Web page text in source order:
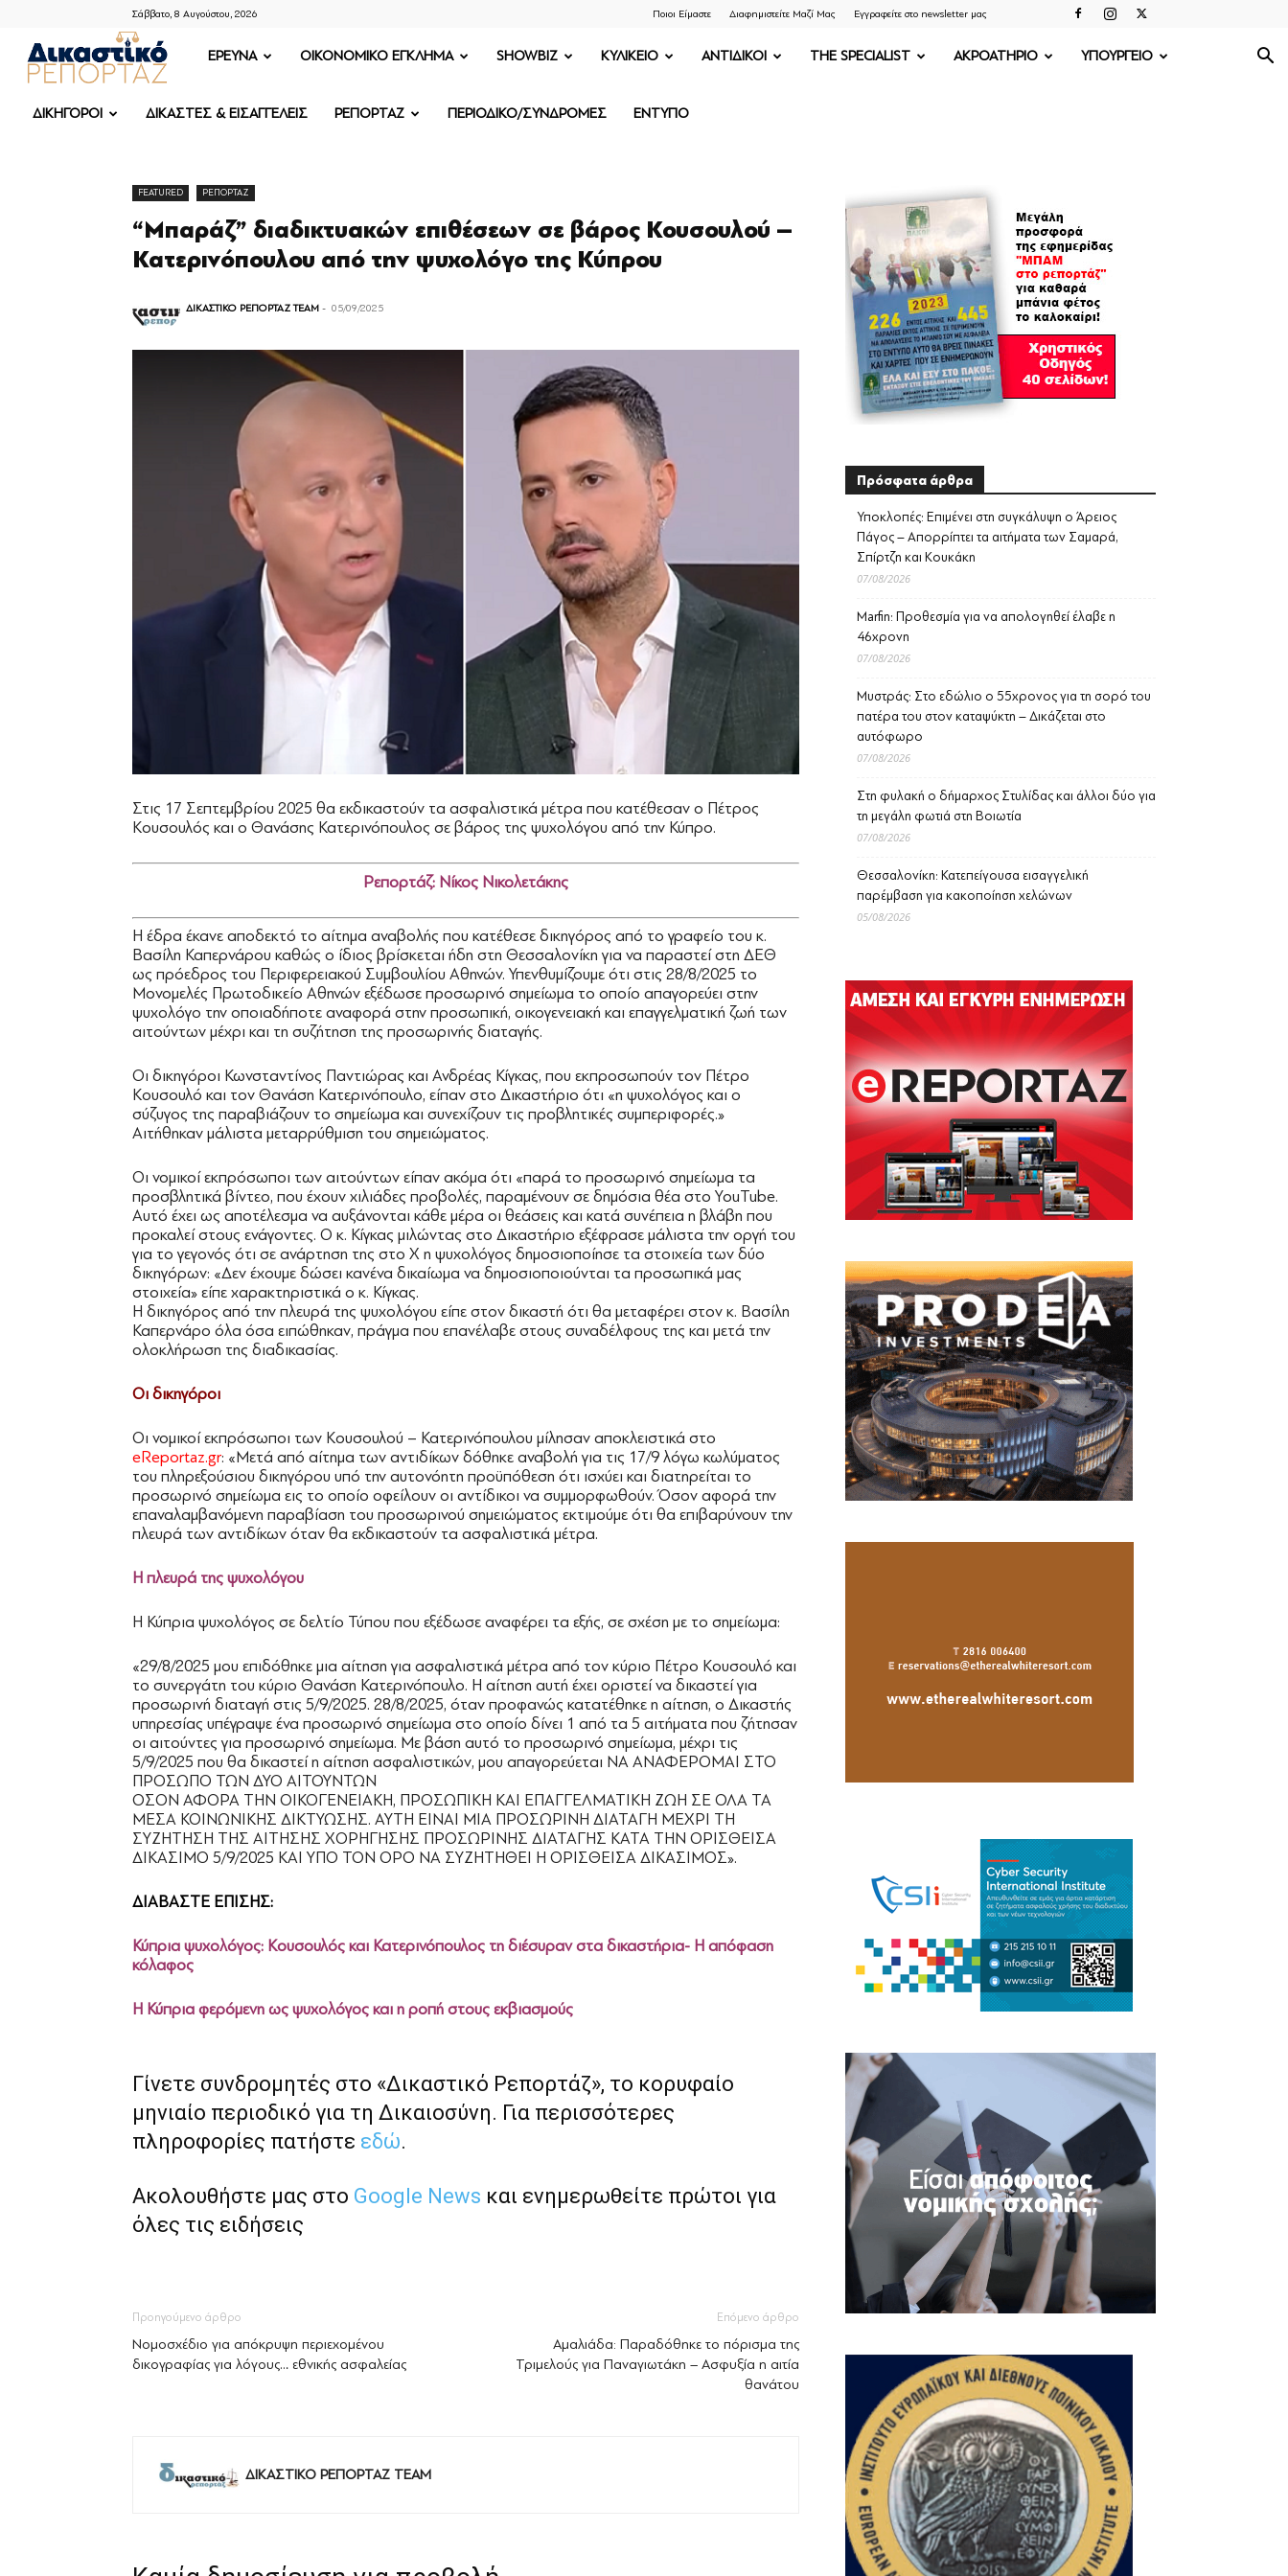
Σάββατο, 8 Αυγούστου, 2026 Ποιοι Είμαστε Διαφημιστείτε Μαζί Μας Εγγραφείτε στο newsletter μας
ΔΙΚΑΣΤΙΚΟ
ΡΕΠΟΡΤΑΖ
ΕΡΕΥΝΑ OIKONOMIKO ΕΓΚΛΗΜΑ SHOWBIZ ΚΥΛΙΚΕΙΟ ΑΝΤΙΔΙΚΟΙ THE SPECIALIST ΑΚΡΟΑΤΗΡΙΟ ΥΠΟΥΡΓΕΙΟ
ΔΙΚΗΓΟΡΟΙ ΔΙΚΑΣΤΕΣ & ΕΙΣΑΓΓΕΛΕΙΣ ΡΕΠΟΡΤΑΖ ΠΕΡΙΟΔΙΚΟ/ΣΥΝΔΡΟΜΕΣ ΕΝΤΥΠΟ
FEATURED ΡΕΠΟΡΤΑΖ
“Μπαράζ” διαδικτυακών επιθέσεων σε βάρος Κουσουλού –
Κατερινόπουλου από την ψυχολόγο της Κύπρου
ΔΙΚΑΣΤΙΚΟ ΡΕΠΟΡΤΑΖ TEAM - 05/09/2025
Στις 17 Σεπτεμβρίου 2025 θα εκδικαστούν τα ασφαλιστικά μέτρα που κατέθεσαν ο Πέτρος
Κουσουλός και ο Θανάσης Κατερινόπουλος σε βάρος της ψυχολόγου από την Κύπρο.
Ρεπορτάζ: Νίκος Νικολετάκης
Η έδρα έκανε αποδεκτό το αίτημα αναβολής που κατέθεσε δικηγόρος από το γραφείο του κ.
Βασίλη Καπερνάρου καθώς ο ίδιος βρίσκεται ήδη στη Θεσσαλονίκη για να παραστεί στη ΔΕΘ
ως πρόεδρος του Περιφερειακού Συμβουλίου Αθηνών. Υπενθυμίζουμε ότι στις 28/8/2025 το
Μονομελές Πρωτοδικείο Αθηνών εξέδωσε προσωρινό σημείωμα το οποίο απαγορεύει στην
ψυχολόγο την οποιαδήποτε αναφορά στην προσωπική, οικογενειακή και επαγγελματική ζωή των
αιτούντων μέχρι και τη συζήτηση της προσωρινής διαταγής.
Οι δικηγόροι Κωνσταντίνος Παντιώρας και Ανδρέας Κίγκας, που εκπροσωπούν τον Πέτρο
Κουσουλό και τον Θανάση Κατερινόπουλο, είπαν στο Δικαστήριο ότι «η ψυχολόγος και ο
σύζυγος της παραβιάζουν το σημείωμα και συνεχίζουν τις προβλητικές συμπεριφορές.»
Αιτήθηκαν μάλιστα μεταρρύθμιση του σημειώματος.
Οι νομικοί εκπρόσωποι των αιτούντων είπαν ακόμα ότι «παρά το προσωρινό σημείωμα τα
προσβλητικά βίντεο, που έχουν χιλιάδες προβολές, παραμένουν σε δημόσια θέα στο YouTube.
Αυτό έχει ως αποτέλεσμα να αυξάνονται κάθε μέρα οι θεάσεις και κατά συνέπεια η βλάβη που
προκαλεί στους ενάγοντες. Ο κ. Κίγκας μιλώντας στο Δικαστήριο εξέφρασε μάλιστα την οργή του
για το γεγονός ότι σε ανάρτηση της στο X η ψυχολόγος δημοσιοποίησε τα στοιχεία των δύο
δικηγόρων: «Δεν έχουμε δώσει κανένα δικαίωμα να δημοσιοποιούνται τα προσωπικά μας
στοιχεία» είπε χαρακτηριστικά ο κ. Κίγκας.
Η δικηγόρος από την πλευρά της ψυχολόγου είπε στον δικαστή ότι θα μεταφέρει στον κ. Βασίλη
Καπερνάρο όλα όσα ειπώθηκαν, πράγμα που επανέλαβε στους συναδέλφους της και μετά την
ολοκλήρωση της διαδικασίας.
Οι δικηγόροι
Οι νομικοί εκπρόσωποι των Κουσουλού – Κατερινόπουλου μίλησαν αποκλειστικά στο
eReportaz.gr: «Μετά από αίτημα των αντιδίκων δόθηκε αναβολή για τις 17/9 λόγω κωλύματος
του πληρεξούσιου δικηγόρου υπό την αυτονόητη προϋπόθεση ότι ισχύει και διατηρείται το
προσωρινό σημείωμα εις το οποίο οφείλουν οι αντίδικοι να συμμορφωθούν. Όσον αφορά την
επαναλαμβανόμενη παραβίαση του προσωρινού σημειώματος εκτιμούμε ότι θα επιβαρύνουν την
πλευρά των αντιδίκων όταν θα εκδικαστούν τα ασφαλιστικά μέτρα.
Η πλευρά της ψυχολόγου
Η Κύπρια ψυχολόγος σε δελτίο Τύπου που εξέδωσε αναφέρει τα εξής, σε σχέση με το σημείωμα:
«29/8/2025 μου επιδόθηκε μια αίτηση για ασφαλιστικά μέτρα από τον κύριο Πέτρο Κουσουλό και
το συνεργάτη του κύριο Θανάση Κατερινόπουλο. Η αίτηση αυτή έχει οριστεί να δικαστεί για
προσωρινή διαταγή στις 5/9/2025. 28/8/2025, όταν προφανώς κατατέθηκε η αίτηση, ο Δικαστής
υπηρεσίας υπέγραψε ένα προσωρινό σημείωμα στο οποίο δίνει 1 από τα 5 αιτήματα που ζήτησαν
οι αιτούντες για προσωρινό σημείωμα. Με βάση αυτό το προσωρινό σημείωμα, μέχρι τις
5/9/2025 που θα δικαστεί η αίτηση ασφαλιστικών, μου απαγορεύεται ΝΑ ΑΝΑΦΕΡΟΜΑΙ ΣΤΟ
ΠΡΟΣΩΠΟ ΤΩΝ ΔΥΟ ΑΙΤΟΥΝΤΩΝ
ΟΣΟΝ ΑΦΟΡΑ ΤΗΝ ΟΙΚΟΓΕΝΕΙΑΚΗ, ΠΡΟΣΩΠΙΚΗ ΚΑΙ ΕΠΑΓΓΕΛΜΑΤΙΚΗ ΖΩΗ ΣΕ ΟΛΑ ΤΑ
ΜΕΣΑ ΚΟΙΝΩΝΙΚΗΣ ΔΙΚΤΥΩΣΗΣ. ΑΥΤΗ ΕΙΝΑΙ ΜΙΑ ΠΡΟΣΩΡΙΝΗ ΔΙΑΤΑΓΗ ΜΕΧΡΙ ΤΗ
ΣΥΖΗΤΗΣΗ ΤΗΣ ΑΙΤΗΣΗΣ ΧΟΡΗΓΗΣΗΣ ΠΡΟΣΩΡΙΝΗΣ ΔΙΑΤΑΓΗΣ ΚΑΤΑ ΤΗΝ ΟΡΙΣΘΕΙΣΑ
ΔΙΚΑΣΙΜΟ 5/9/2025 ΚΑΙ ΥΠΟ ΤΟΝ ΟΡΟ ΝΑ ΣΥΖΗΤΗΘΕΙ Η ΟΡΙΣΘΕΙΣΑ ΔΙΚΑΣΙΜΟΣ».
ΔΙΑΒΑΣΤΕ ΕΠΙΣΗΣ:
Κύπρια ψυχολόγος: Κουσουλός και Κατερινόπουλος τη διέσυραν στα δικαστήρια- Η απόφαση
κόλαφος
Η Κύπρια φερόμενη ως ψυχολόγος και η ροπή στους εκβιασμούς
Γίνετε συνδρομητές στο «Δικαστικό Ρεπορτάζ», το κορυφαίο
μηνιαίο περιοδικό για τη Δικαιοσύνη. Για περισσότερες
πληροφορίες πατήστε εδώ.
Ακολουθήστε μας στο Google News και ενημερωθείτε πρώτοι για
όλες τις ειδήσεις
Προηγούμενο άρθρο
Νομοσχέδιο για απόκρυψη περιεχομένου
δικογραφίας για λόγους… εθνικής ασφαλείας
Επόμενο άρθρο
Αμαλιάδα: Παραδόθηκε το πόρισμα της
Τριμελούς για Παναγιωτάκη – Ασφυξία η αιτία
θανάτου
ΔΙΚΑΣΤΙΚΟ ΡΕΠΟΡΤΑΖ TEAM
Πρόσφατα άρθρα
Υποκλοπές: Επιμένει στη συγκάλυψη ο Άρειος
Πάγος – Απορρίπτει τα αιτήματα των Σαμαρά,
Σπίρτζη και Κουκάκη
07/08/2026
Marfin: Προθεσμία για να απολογηθεί έλαβε η
46χρονη
07/08/2026
Μυστράς: Στο εδώλιο ο 55χρονος για τη σορό του
πατέρα του στον καταψύκτη – Δικάζεται στο
αυτόφωρο
07/08/2026
Στη φυλακή ο δήμαρχος Στυλίδας και άλλοι δύο για
τη μεγάλη φωτιά στη Βοιωτία
07/08/2026
Θεσσαλονίκη: Κατεπείγουσα εισαγγελική
παρέμβαση για κακοποίηση χελώνων
05/08/2026